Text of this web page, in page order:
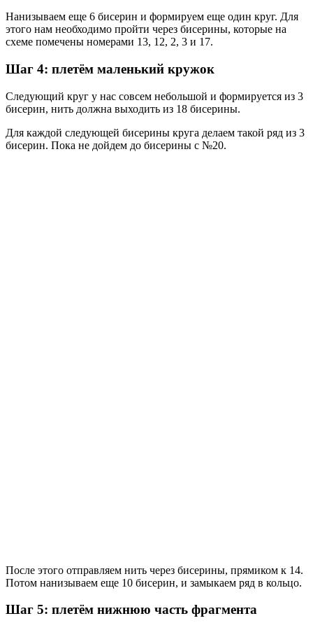
Нанизываем еще 6 бисерин и формируем еще один круг. Для
этого нам необходимо пройти через бисерины, которые на
схеме помечены номерами 13, 12, 2, 3 и 17.
Шаг 4: плетём маленький кружок
Следующий круг у нас совсем небольшой и формируется из 3
бисерин, нить должна выходить из 18 бисерины.
Для каждой следующей бисерины круга делаем такой ряд из 3
бисерин. Пока не дойдем до бисерины с №20.
После этого отправляем нить через бисерины, прямиком к 14.
Потом нанизываем еще 10 бисерин, и замыкаем ряд в кольцо.
Шаг 5: плетём нижнюю часть фрагмента